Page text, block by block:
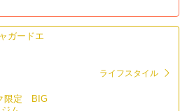
ライフスタイル